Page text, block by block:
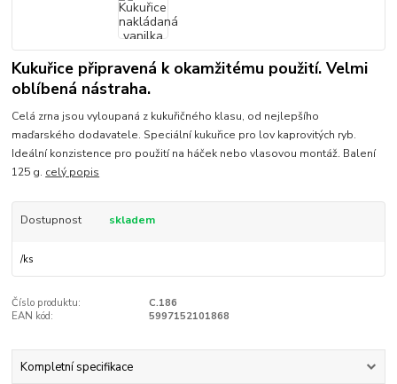
Kukuřice připravená k okamžitému použití. Velmi
oblíbená nástraha.
Celá zrna jsou vyloupaná z kukuřičného klasu, od nejlepšího
maďarského dodavatele. Speciální kukuřice pro lov kaprovitých ryb.
Ideální konzistence pro použití na háček nebo vlasovou montáž. Balení
125 g. celý popis
Dostupnost skladem
/ks
Číslo produktu:
C.186
EAN kód:
5997152101868
Kompletní specifikace